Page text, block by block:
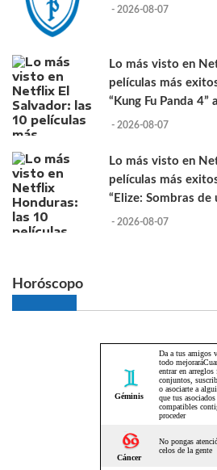
- 2026-08-07
Lo más visto en
películas más
“Kung Fu Panda 4”
- 2026-08-07
Lo más visto en
películas más
“Elize: Sombras de
- 2026-08-07
Horóscopo